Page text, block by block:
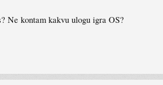
Ne kontam kakvu ulogu igra OS?